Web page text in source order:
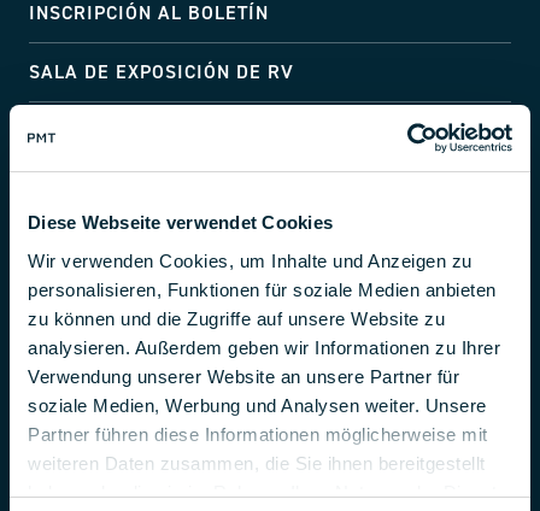
Diese Webseite verwendet Cookies
Wir verwenden Cookies, um Inhalte und Anzeigen zu
personalisieren, Funktionen für soziale Medien anbieten
zu können und die Zugriffe auf unsere Website zu
analysieren. Außerdem geben wir Informationen zu Ihrer
Verwendung unserer Website an unsere Partner für
soziale Medien, Werbung und Analysen weiter. Unsere
Partner führen diese Informationen möglicherweise mit
weiteren Daten zusammen, die Sie ihnen bereitgestellt
haben oder die sie im Rahmen Ihrer Nutzung der Dienste
Alemania
Teléfono
+ 49 (0) 9225 95500
correo electrónico
project@pmt.solutions
Póngase en contacto con nosotros
INSCRIPCIÓN AL BOLETÍN
SALA DE EXPOSICIÓN DE RV